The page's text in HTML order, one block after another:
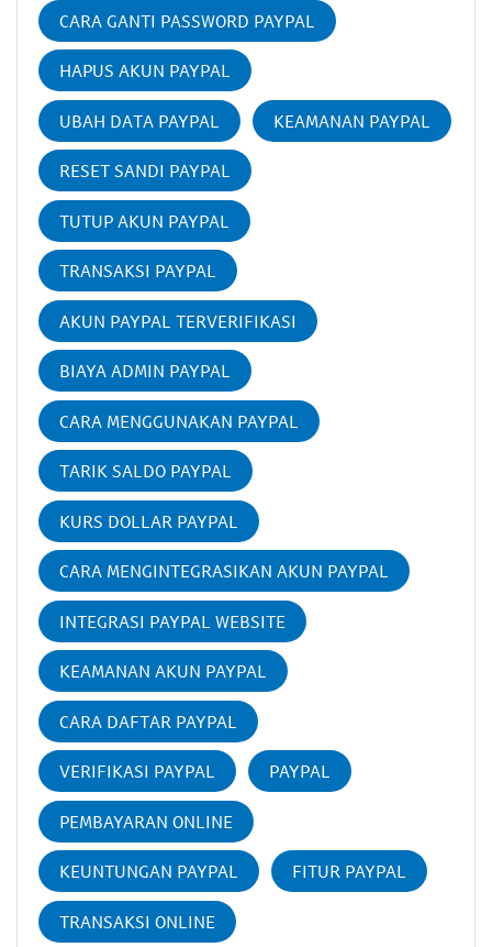
CARA GANTI PASSWORD PAYPAL
HAPUS AKUN PAYPAL
UBAH DATA PAYPAL KEAMANAN PAYPAL
RESET SANDI PAYPAL
TUTUP AKUN PAYPAL
TRANSAKSI PAYPAL
AKUN PAYPAL TERVERIFIKASI
BIAYA ADMIN PAYPAL
CARA MENGGUNAKAN PAYPAL
TARIK SALDO PAYPAL
KURS DOLLAR PAYPAL
CARA MENGINTEGRASIKAN AKUN PAYPAL
INTEGRASI PAYPAL WEBSITE
KEAMANAN AKUN PAYPAL
CARA DAFTAR PAYPAL
VERIFIKASI PAYPAL PAYPAL
PEMBAYARAN ONLINE
KEUNTUNGAN PAYPAL FITUR PAYPAL
TRANSAKSI ONLINE